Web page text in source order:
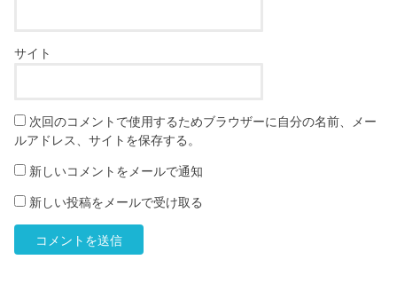
サイト
次回のコメントで使用するためブラウザーに自分の名前、メー
ルアドレス、サイトを保存する。
新しいコメントをメールで通知
新しい投稿をメールで受け取る